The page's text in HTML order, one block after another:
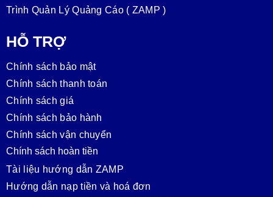
Trình Quản Lý Quảng Cáo ( ZAMP )
HỖ TRỢ
Chính sách bảo mật
Chính sách thanh toán
Chính sách giá
Chính sách bảo hành
Chính sách vận chuyển
Chính sách hoàn tiền
Tài liệu hướng dẫn ZAMP
Hướng dẫn nạp tiền và hoá đơn